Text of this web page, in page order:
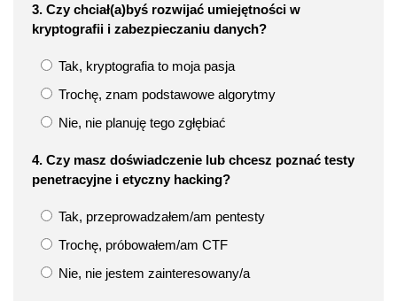
3. Czy chciał(a)byś rozwijać umiejętności w
kryptografii i zabezpieczaniu danych?
Tak, kryptografia to moja pasja
Trochę, znam podstawowe algorytmy
Nie, nie planuję tego zgłębiać
4. Czy masz doświadczenie lub chcesz poznać testy
penetracyjne i etyczny hacking?
Tak, przeprowadzałem/am pentesty
Trochę, próbowałem/am CTF
Nie, nie jestem zainteresowany/a